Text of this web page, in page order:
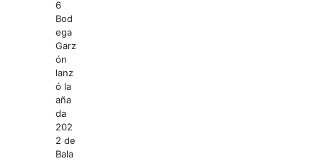
6
Bod
ega
Garz
ón
lanz
ó la
aña
da
202
2 de
Bala